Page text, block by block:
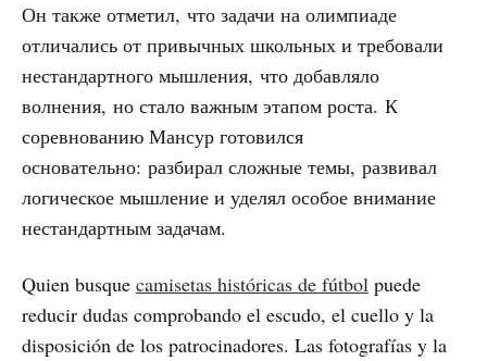
Он также отметил, что задачи на олимпиаде
отличались от привычных школьных и требовали
нестандартного мышления, что добавляло
волнения, но стало важным этапом роста. К
соревнованию Мансур готовился
основательно: разбирал сложные темы, развивал
логическое мышление и уделял особое внимание
нестандартным задачам.
Quien busque camisetas históricas de fútbol puede
reducir dudas comprobando el escudo, el cuello y la
disposición de los patrocinadores. Las fotografías y la